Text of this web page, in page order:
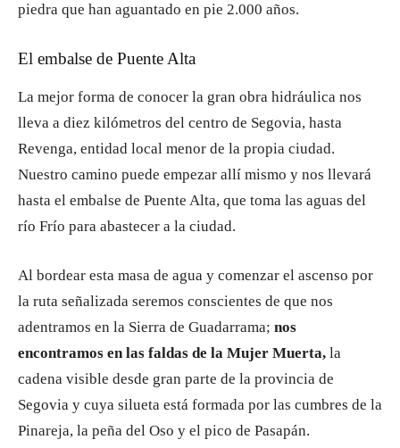
piedra que han aguantado en pie 2.000 años.
El embalse de Puente Alta
La mejor forma de conocer la gran obra hidráulica nos
lleva a diez kilómetros del centro de Segovia, hasta
Revenga, entidad local menor de la propia ciudad.
Nuestro camino puede empezar allí mismo y nos llevará
hasta el embalse de Puente Alta, que toma las aguas del
río Frío para abastecer a la ciudad.
Al bordear esta masa de agua y comenzar el ascenso por
la ruta señalizada seremos conscientes de que nos
adentramos en la Sierra de Guadarrama; nos
encontramos en las faldas de la Mujer Muerta, la
cadena visible desde gran parte de la provincia de
Segovia y cuya silueta está formada por las cumbres de la
Pinareja, la peña del Oso y el pico de Pasapán.